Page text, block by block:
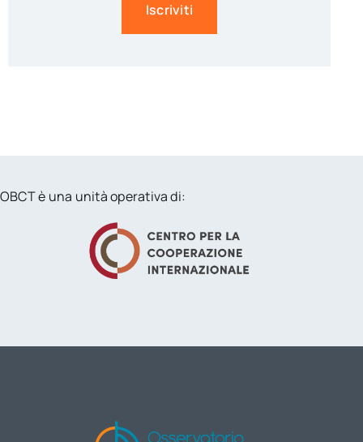
Iscriviti
OBCT è una unità operativa di: